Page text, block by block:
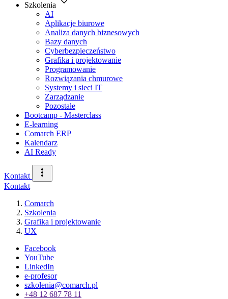
Szkolenia
AI
Aplikacje biurowe
Analiza danych biznesowych
Bazy danych
Cyberbezpieczeństwo
Grafika i projektowanie
Programowanie
Rozwiązania chmurowe
Systemy i sieci IT
Zarządzanie
Pozostałe
Bootcamp - Masterclass
E-learning
Comarch ERP
Kalendarz
AI Ready
Kontakt
Kontakt
Comarch
Szkolenia
Grafika i projektowanie
UX
Facebook
YouTube
LinkedIn
e-profesor
szkolenia@comarch.pl
+48 12 687 78 11